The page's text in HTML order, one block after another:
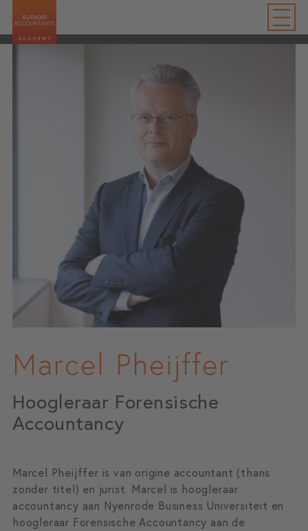
Marcel Pheijffer
Hoogleraar Forensische
Accountancy
Marcel Pheijffer is van origine accountant (thans
zonder titel) en jurist. Marcel is hoogleraar
accountancy aan Nyenrode Business Universiteit en
hoogleraar Forensische Accountancy aan de